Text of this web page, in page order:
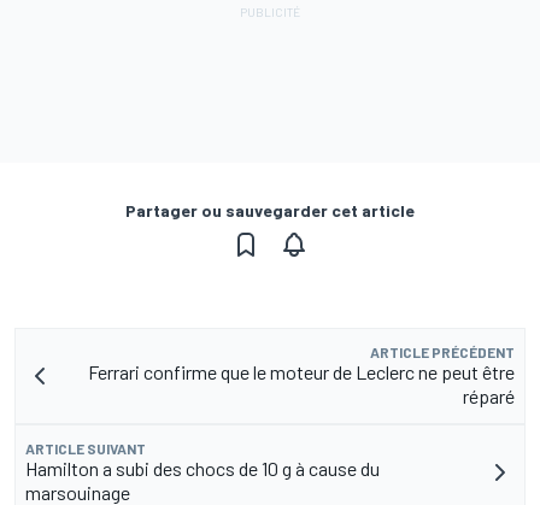
Partager ou sauvegarder cet article
ARTICLE PRÉCÉDENT
Ferrari confirme que le moteur de Leclerc ne peut être
réparé
ARTICLE SUIVANT
Hamilton a subi des chocs de 10 g à cause du
marsouinage